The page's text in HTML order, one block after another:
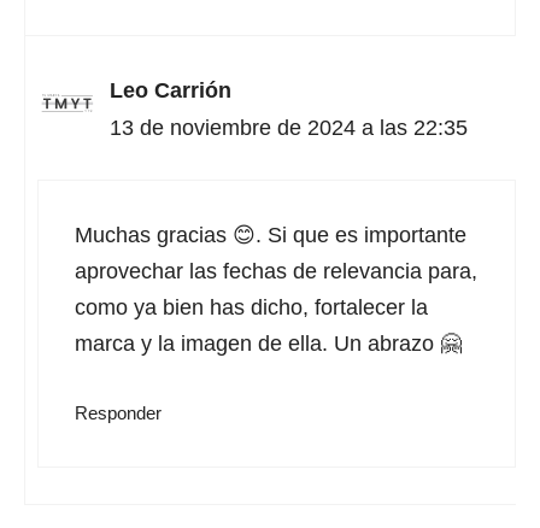
Leo Carrión
13 de noviembre de 2024 a las 22:35
Muchas gracias 😊. Si que es importante
aprovechar las fechas de relevancia para,
como ya bien has dicho, fortalecer la
marca y la imagen de ella. Un abrazo 🤗
Responder